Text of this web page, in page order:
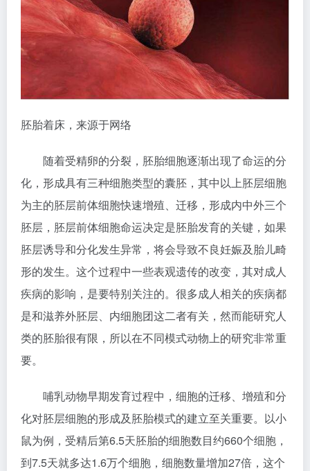
胚胎着床，来源于网络
随着受精卵的分裂，胚胎细胞逐渐出现了命运的分
化，形成具有三种细胞类型的囊胚，其中以上胚层细胞
为主的胚层前体细胞快速增殖、迁移，形成内中外三个
胚层，胚层前体细胞命运决定是胚胎发育的关键，如果
胚层诱导和分化发生异常，将会导致不良妊娠及胎儿畸
形的发生。这个过程中一些表观遗传的改变，其对成人
疾病的影响，是要特别关注的。很多成人相关的疾病都
是和滋养外胚层、内细胞团这二者有关，然而能研究人
类的胚胎很有限，所以在不同模式动物上的研究非常重
要。
哺乳动物早期发育过程中，细胞的迁移、增殖和分
化对胚层细胞的形成及胚胎模式的建立至关重要。以小
鼠为例，受精后第6.5天胚胎的细胞数目约660个细胞，
到7.5天就多达1.6万个细胞，细胞数量增加27倍，这个